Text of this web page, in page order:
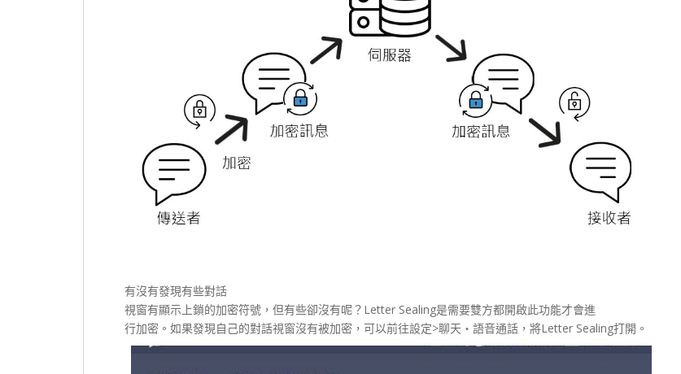
有沒有發現有些對話
視窗有顯示上鎖的加密符號，但有些卻沒有呢？Letter Sealing是需要雙方都開啟此功能才會進
行加密。如果發現自己的對話視窗沒有被加密，可以前往設定>聊天・語音通話，將Letter Sealing打開。